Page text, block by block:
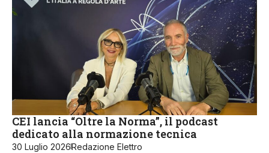
CEI lancia “Oltre la Norma”, il podcast
dedicato alla normazione tecnica
30 Luglio 2026Redazione Elettro